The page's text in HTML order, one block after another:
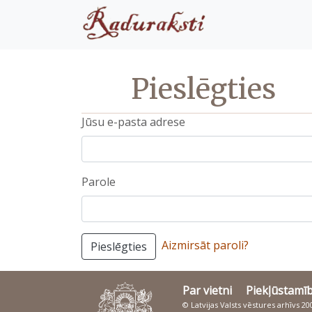
Pieslēgties
Jūsu e-pasta adrese
Parole
Pieslēgties Aizmirsāt paroli?
Par vietni
© Latvijas Valsts vēstures arhīvs